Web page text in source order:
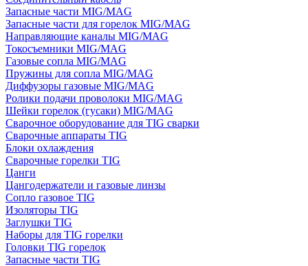
Запасные части MIG/MAG
Запасные части для горелок MIG/MAG
Направляющие каналы MIG/MAG
Токосъемники MIG/MAG
Газовые сопла MIG/MAG
Пружины для сопла MIG/MAG
Диффузоры газовые MIG/MAG
Ролики подачи проволоки MIG/MAG
Шейки горелок (гусаки) MIG/MAG
Сварочное оборудование для TIG сварки
Сварочные аппараты TIG
Блоки охлаждения
Сварочные горелки TIG
Цанги
Цангодержатели и газовые линзы
Сопло газовое TIG
Изоляторы TIG
Заглушки TIG
Наборы для TIG горелки
Головки TIG горелок
Запасные части TIG